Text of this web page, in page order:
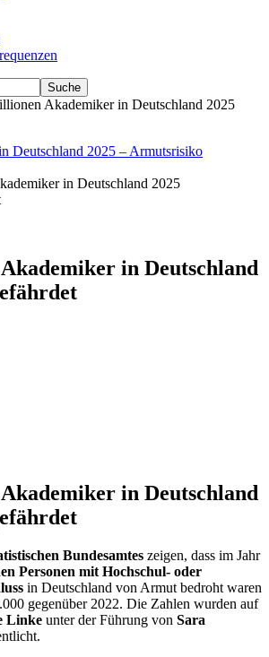
Akademiker in Deutschland 2025
in Deutschland 2025
in Deutschland
in Deutschland
Bundesamtes zeigen, dass im Jahr
Personen mit Hochschul- oder
in Deutschland von Armut bedroht waren
gegenüber 2022. Die Zahlen wurden auf
Linke unter der Führung von Sara